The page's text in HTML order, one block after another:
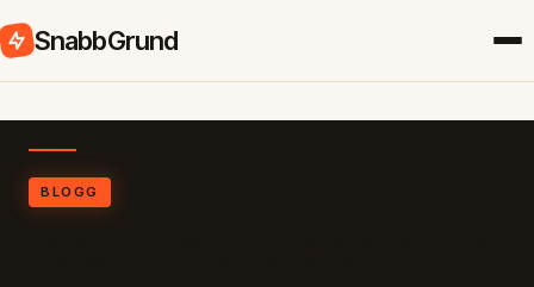
SnabbGrund
BLOGG